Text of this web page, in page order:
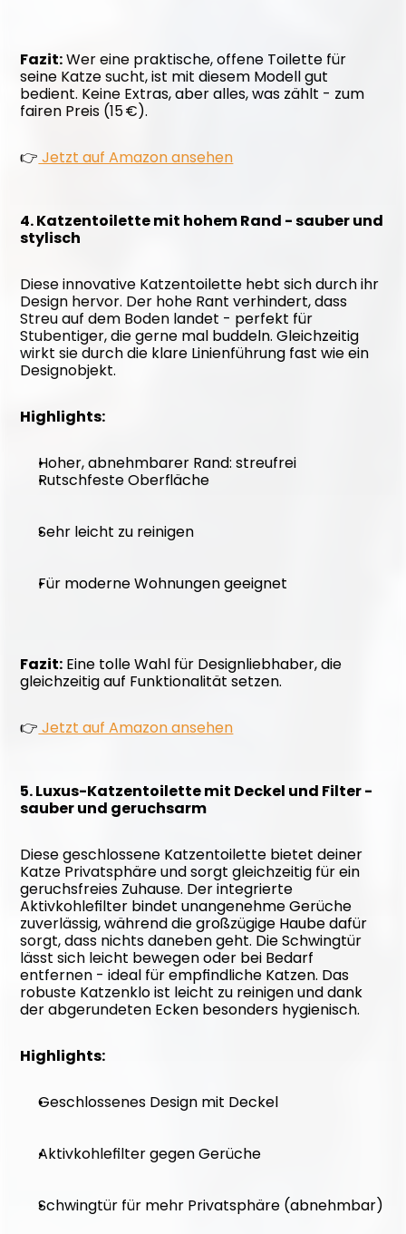
Fazit: Wer eine praktische, offene Toilette für
seine Katze sucht, ist mit diesem Modell gut
bedient. Keine Extras, aber alles, was zählt - zum
fairen Preis (15 €).
👉 Jetzt auf Amazon ansehen
4. Katzentoilette mit hohem Rand - sauber und
stylisch
Diese innovative Katzentoilette hebt sich durch ihr
Design hervor. Der hohe Rant verhindert, dass
Streu auf dem Boden landet - perfekt für
Stubentiger, die gerne mal buddeln. Gleichzeitig
wirkt sie durch die klare Linienführung fast wie ein
Designobjekt.
Highlights:
Hoher, abnehmbarer Rand: streufrei
Rutschfeste Oberfläche
Sehr leicht zu reinigen
Für moderne Wohnungen geeignet
Fazit: Eine tolle Wahl für Designliebhaber, die
gleichzeitig auf Funktionalität setzen.
👉 Jetzt auf Amazon ansehen
5. Luxus-Katzentoilette mit Deckel und Filter -
sauber und geruchsarm
Diese geschlossene Katzentoilette bietet deiner
Katze Privatsphäre und sorgt gleichzeitig für ein
geruchsfreies Zuhause. Der integrierte
Aktivkohlefilter bindet unangenehme Gerüche
zuverlässig, während die großzügige Haube dafür
sorgt, dass nichts daneben geht. Die Schwingtür
lässt sich leicht bewegen oder bei Bedarf
entfernen - ideal für empfindliche Katzen. Das
robuste Katzenklo ist leicht zu reinigen und dank
der abgerundeten Ecken besonders hygienisch.
Highlights:
Geschlossenes Design mit Deckel
Aktivkohlefilter gegen Gerüche
Schwingtür für mehr Privatsphäre (abnehmbar)